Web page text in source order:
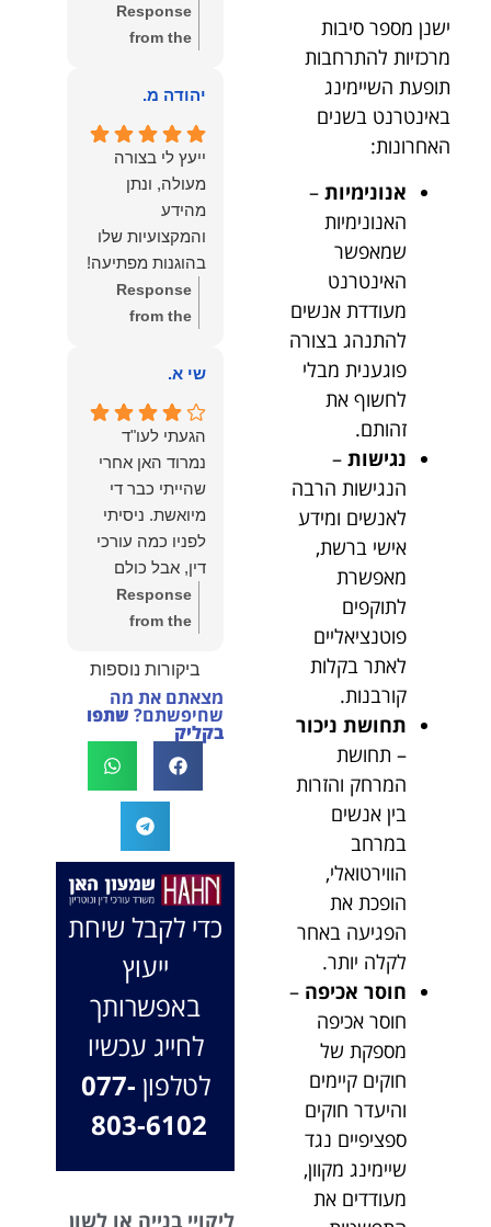
ישנן מספר סיבות
מרכזיות להתרחבות
תופעת השיימינג
באינטרנט בשנים
האחרונות:
אנונימיות –
האנונימיות
שמאפשר
האינטרנט
מעודדת אנשים
להתנהג בצורה
פוגענית מבלי
לחשוף את
זהותם.
נגישות –
הנגישות הרבה
לאנשים ומידע
אישי ברשת,
מאפשרת
לתוקפים
פוטנציאליים
לאתר בקלות
קורבנות.
תחושת ניכור
– תחושת
המרחק והזרות
בין אנשים
במרחב
הווירטואלי,
הופכת את
הפגיעה באחר
לקלה יותר.
חוסר אכיפה –
חוסר אכיפה
מספקת של
חוקים קיימים
והיעדר חוקים
ספציפיים נגד
שיימינג מקוון,
מעודדים את
.ומקשיבות .אין לי
מילים להודות
העוצמות
.והצגת אמת
.תודה לכם תמיד
תשאירו לי אור
בעניים .
Response
from the
רבה על המילים
והחמות! כיף
גדול לשמוע
שהרגשת בידיים
טובות. בשביל
הצוות שלנו זה
שווה את הכל.
נשמח תמיד
לעמוד לרשותך!
משרד עורכי דין
ונוטריון
יהודה מ.
ייעץ לי בצורה
מעולה, ונתן
מהידע
והמקצועיות שלו
בהוגנות מפתיעה!
Response
from the
יהודה, תודה
שמחנו מאוד
לשמוע שהייעוץ
עזר לך ושהיית
מרוצה.
מבחינתנו הוגנות
ומקצועיות הן
מעל הכל. נשמח
תמיד לעמוד
לרשותך בהמשך
שי א.
הגעתי לעו"ד
נמרוד האן אחרי
שהייתי כבר די
מיואשת. ניסיתי
לפניו כמה עורכי
דין, אבל כולם
נרתעו כי היה
מדובר בנושא
וסירבו לקחת
אותו.לאחר
שסיפרתי בקצרה
המקרה, הוא
החליט לייצג אותי
בלי לחשוב
פעמיים, הקשיב
לי ולקח את התיק
שלי פרו בונו מכל
הלב.
Response
from the
רבה על המילים
החמות ועל
האמון. שמחנו
לעמוד לצידך,
במיוחד בתיק לא
פשוט, ומאחלים
לך המון הצלחה
בהמשך. תמיד
כאן בשבילך.
בברכה, משרד
עו"ד שמעון האן
ונוטריון
ביקורות נוספות
מצאתם את מה
שחיפשתם? שתפו
בקליק
כדי לקבל שיחת
ייעוץ
באפשרותך
לחייג עכשיו
לטלפון 077-
803-6102
ליקויי בנייה או לשון